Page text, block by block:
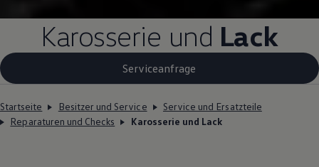
Karosserie und Lack
Serviceanfrage
Startseite Besitzer und Service
Service und Ersatzteile
Reparaturen und Checks
Karosserie und Lack